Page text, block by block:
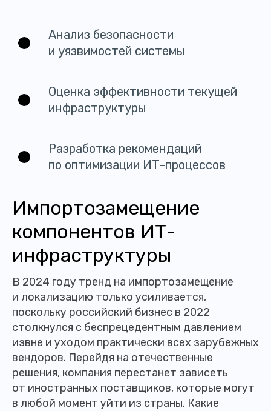
Анализ безопасности
и уязвимостей системы
Оценка эффективности текущей
инфраструктуры
Разработка рекомендаций
по оптимизации ИТ-процессов
Импортозамещение
компонентов ИТ-
инфраструктуры
В 2024 году тренд на импортозамещение
и локализацию только усиливается,
поскольку российский бизнес в 2022
столкнулся с беспрецедентным давлением
извне и уходом практически всех зарубежных
вендоров. Перейдя на отечественные
решения, компания перестанет зависеть
от иностранных поставщиков, которые могут
в любой момент уйти из страны. Какие